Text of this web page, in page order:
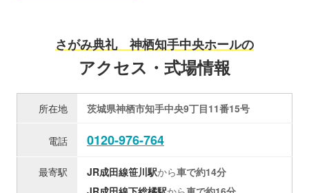
さがみ典礼 神栖知手中央ホールの
アクセス・式場情報
所在地 茨城県神栖市知手中央9丁目11番15号
電話 0120-976-764
最寄駅 JR成田線笹川駅から車で約14分